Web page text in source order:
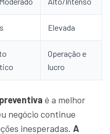
Elevada
Operação e
lucro
é a melhor
negócio continue
inesperadas. A